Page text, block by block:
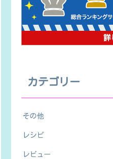
カテゴリー
その他
レシピ
レビュー